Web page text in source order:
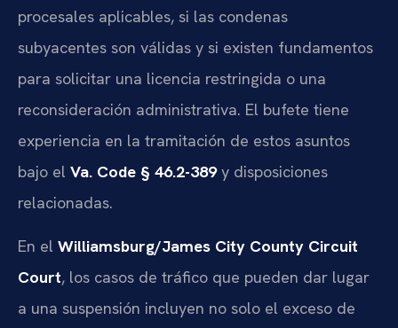
procesales aplicables, si las condenas
subyacentes son válidas y si existen fundamentos
para solicitar una licencia restringida o una
reconsideración administrativa. El bufete tiene
experiencia en la tramitación de estos asuntos
bajo el Va. Code § 46.2-389y disposiciones
relacionadas.
En el Williamsburg/James City County Circuit
Court, los casos de tráfico que pueden dar lugar
a una suspensión incluyen no solo el exceso de